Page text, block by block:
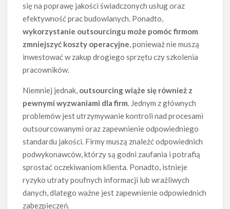
się na poprawę jakości świadczonych usług oraz
efektywność prac budowlanych. Ponadto,
wykorzystanie outsourcingu może pomóc firmom
zmniejszyć koszty operacyjne, ponieważ nie muszą
inwestować w zakup drogiego sprzętu czy szkolenia
pracowników.
Niemniej jednak, outsourcing wiąże się również z
pewnymi wyzwaniami dla firm. Jednym z głównych
problemów jest utrzymywanie kontroli nad procesami
outsourcowanymi oraz zapewnienie odpowiedniego
standardu jakości. Firmy muszą znaleźć odpowiednich
podwykonawców, którzy są godni zaufania i potrafią
sprostać oczekiwaniom klienta. Ponadto, istnieje
ryzyko utraty poufnych informacji lub wrażliwych
danych, dlatego ważne jest zapewnienie odpowiednich
zabezpieczeń.